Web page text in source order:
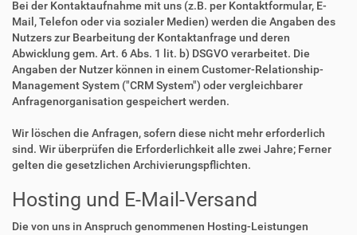
Bei der Kontaktaufnahme mit uns (z.B. per Kontaktformular, E-
Mail, Telefon oder via sozialer Medien) werden die Angaben des
Nutzers zur Bearbeitung der Kontaktanfrage und deren
Abwicklung gem. Art. 6 Abs. 1 lit. b) DSGVO verarbeitet. Die
Angaben der Nutzer können in einem Customer-Relationship-
Management System ("CRM System") oder vergleichbarer
Anfragenorganisation gespeichert werden.
Wir löschen die Anfragen, sofern diese nicht mehr erforderlich
sind. Wir überprüfen die Erforderlichkeit alle zwei Jahre; Ferner
gelten die gesetzlichen Archivierungspflichten.
Hosting und E-Mail-Versand
Die von uns in Anspruch genommenen Hosting-Leistungen